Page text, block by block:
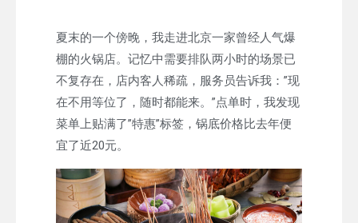
夏末的一个傍晚，我走进北京一家曾经人气爆
棚的火锅店。记忆中需要排队两小时的场景已
不复存在，店内客人稀疏，服务员告诉我：”现
在不用等位了，随时都能来。”点单时，我发现
菜单上贴满了”特惠”标签，锅底价格比去年便
宜了近20元。